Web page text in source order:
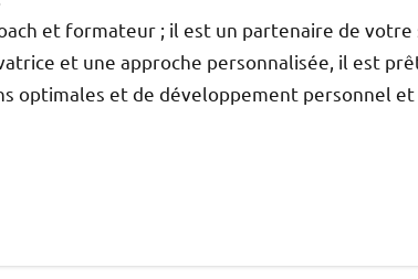
et formateur ; il est un partenaire de votre
et une approche personnalisée, il est
optimales et de développement personnel et